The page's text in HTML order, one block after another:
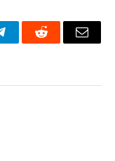
Reddit Email